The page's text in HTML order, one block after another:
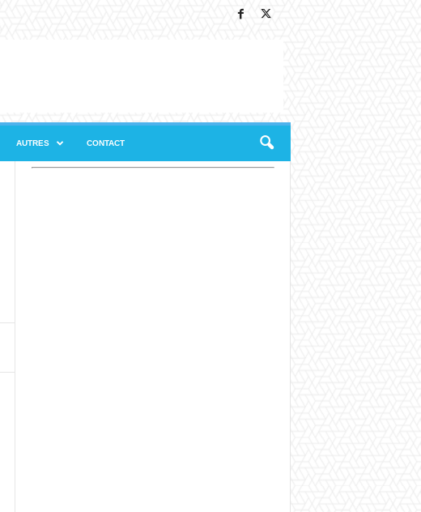
AUTRES CONTACT